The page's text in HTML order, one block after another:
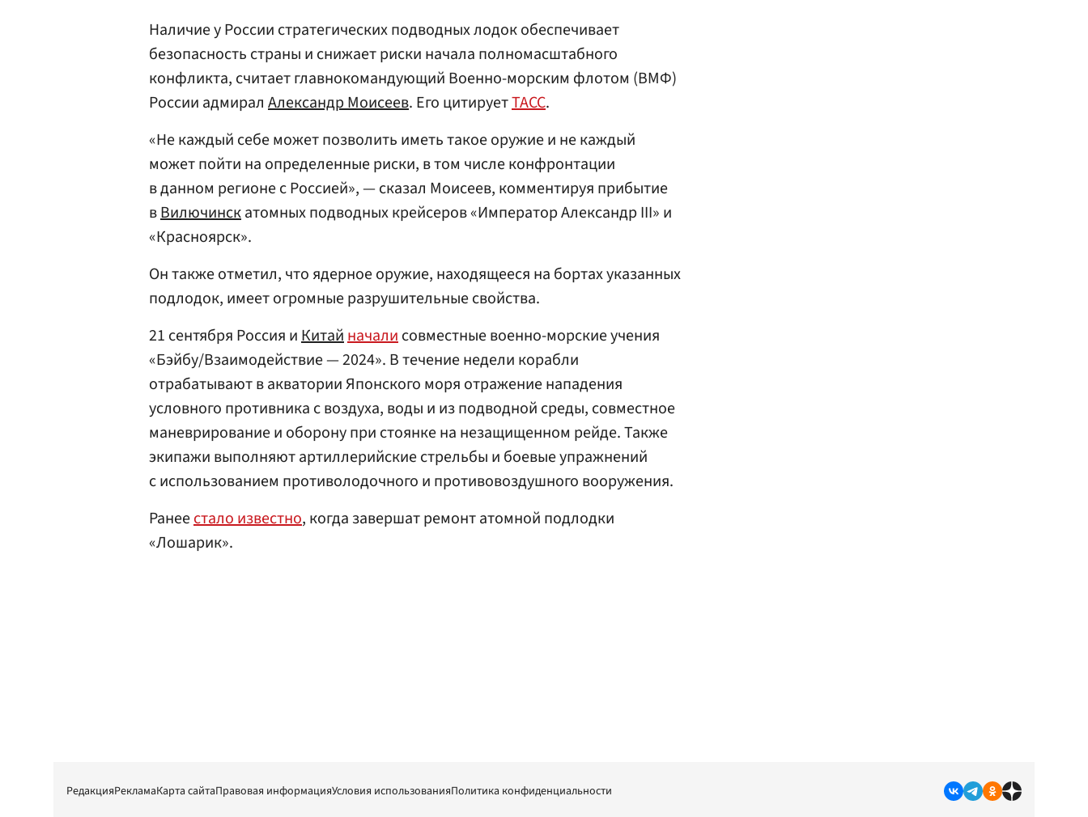
Наличие у России стратегических подводных лодок обеспечивает
безопасность страны и снижает риски начала полномасштабного
конфликта, считает главнокомандующий Военно-морским флотом (ВМФ)
России адмирал Александр Моисеев. Его цитируетТАСС.
«Не каждый себе может позволить иметь такое оружие и не каждый
может пойти на определенные риски, в том числе конфронтации
в данном регионе с Россией», — сказал Моисеев, комментируя прибытие
вВилючинскатомных подводных крейсеров «Император Александр III» и
«Красноярск».
Он также отметил, что ядерное оружие, находящееся на бортах указанных
подлодок, имеет огромные разрушительные свойства.
21 сентября Россия иКитайначалисовместные военно-морские учения
«Бэйбу/Взаимодействие — 2024». В течение недели корабли
отрабатывают в акватории Японского моря отражение нападения
условного противника с воздуха, воды и из подводной среды, совместное
маневрирование и оборону при стоянке на незащищенном рейде. Также
экипажи выполняют артиллерийские стрельбы и боевые упражнений
с использованием противолодочного и противовоздушного вооружения.
Ранеестало известно, когда завершат ремонт атомной подлодки
«Лошарик».
РедакцияРекламаКарта сайтаПравовая информацияУсловия использованияПолитика конфиденциальности